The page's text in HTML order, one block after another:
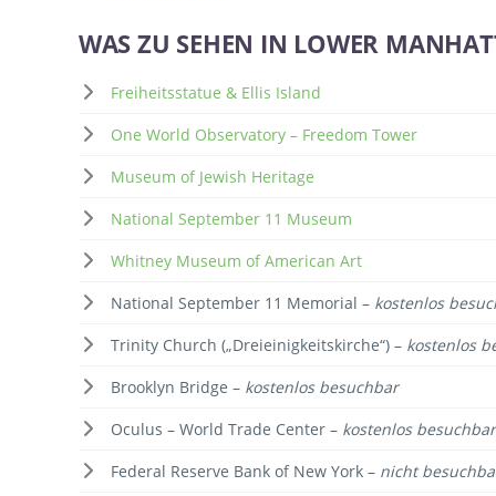
WAS ZU SEHEN IN LOWER
Freiheitsstatue & Ellis Island
One World Observatory – Freedom Tower
Museum of Jewish Heritage
National September 11 Museum
Whitney Museum of American Art
National September 11 Memorial – kostenlos
Trinity Church („Dreieinigkeitskirche“) – kostenlos
Brooklyn Bridge – kostenlos besuchbar
Oculus – World Trade Center – kostenlos besuchbar
Federal Reserve Bank of New York – nicht